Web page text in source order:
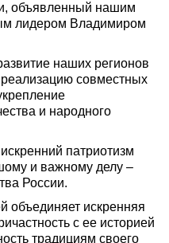
объявленный нашим
лидером Владимиром
наших регионов
совместных
и народного
патриотизм
и важному делу –
России.
объединяет искренняя
с ее историей
традициям своего